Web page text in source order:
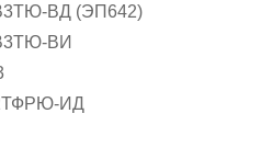
ВД (ЭП642)
ВИ
ИД